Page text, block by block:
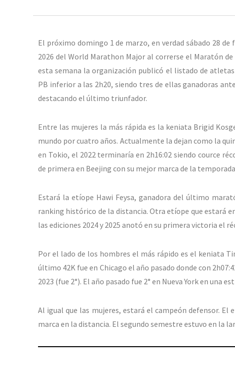
El próximo domingo 1 de marzo, en verdad sábado 28
2026 del World Marathon Major al correrse el Maratón
esta semana la organización publicó el listado de
PB inferior a las 2h20, siendo tres de ellas ganadoras
destacando el último triunfador.
Entre las mujeres la más rápida es la keniata Brigid
mundo por cuatro años. Actualmente la dejan como la
en Tokio, el 2022 terminaría en 2h16:02 siendo cource
de primera en Beejing con su mejor marca de la
Estará la etíope Hawi Feysa, ganadora del último
ranking histórico de la distancia. Otra etíope que estará
las ediciones 2024 y 2025 anotó en su primera victoria el
Por el lado de los hombres el más rápido es el keniata
último 42K fue en Chicago el año pasado donde con
2023 (fue 2°). El año pasado fue 2° en Nueva York en una
Al igual que las mujeres, estará el campeón defensor. El
marca en la distancia. El segundo semestre estuvo en la